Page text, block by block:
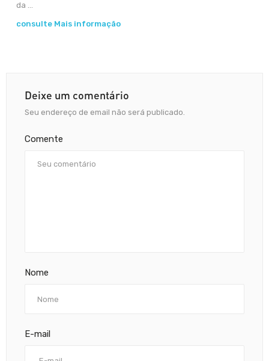
da ...
consulte Mais informação
Deixe um comentário
Seu endereço de email não será publicado.
Comente
Nome
E-mail